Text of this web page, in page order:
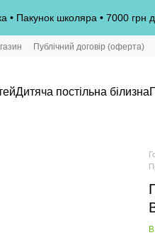
• Пакунок школяра • 7000 грн
Публічний договір (оферта)
Дитяча постільна білизна